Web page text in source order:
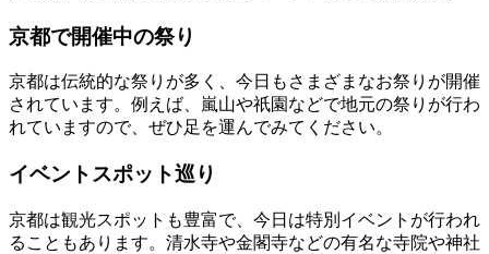
京都で開催中の祭り
京都は伝統的な祭りが多く、今日もさまざまなお祭りが開催
されています。例えば、嵐山や祇園などで地元の祭りが行わ
れていますので、ぜひ足を運んでみてください。
イベントスポット巡り
京都は観光スポットも豊富で、今日は特別イベントが行われ
ることもあります。清水寺や金閣寺などの有名な寺院や神社